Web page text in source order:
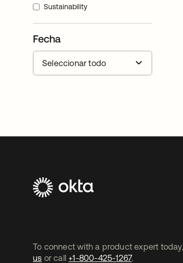
Sustainability
Fecha
To connect with a product expert today,
us or call +1-800-425-1267.